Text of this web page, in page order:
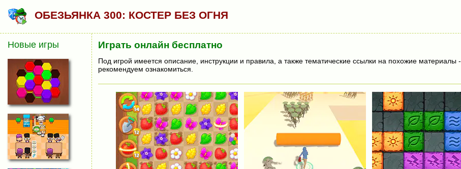
ОБЕЗЬЯНКА 300: КОСТЕР БЕЗ ОГНЯ
Играть онлайн бесплатно
Под игрой имеется описание, инструкции и правила, а также тематические ссылки на похожие материалы -
рекомендуем ознакомиться.
Новые игры